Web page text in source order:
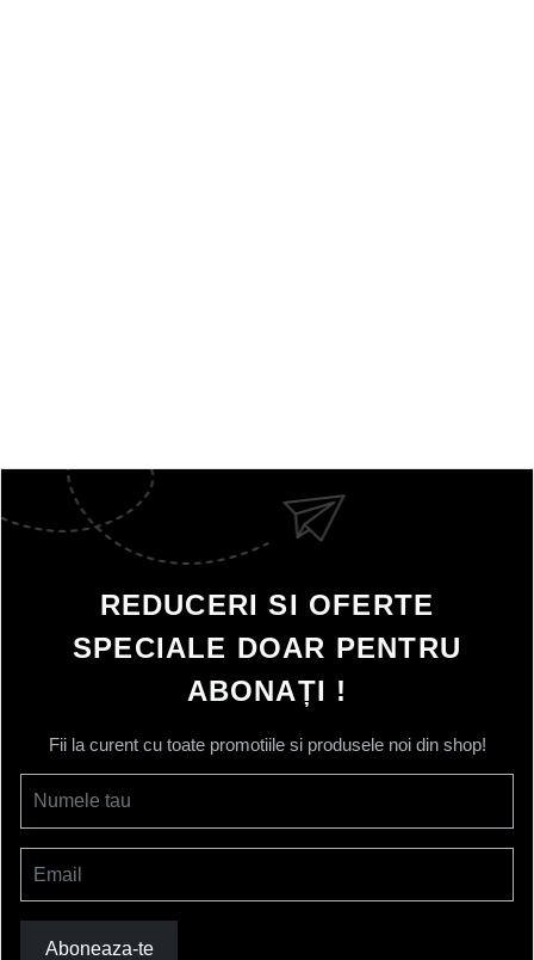
REDUCERI SI OFERTE
SPECIALE DOAR PENTRU
ABONAȚI !
Fii la curent cu toate promotiile si produsele noi din shop!
Numele tau
Email
Aboneaza-te